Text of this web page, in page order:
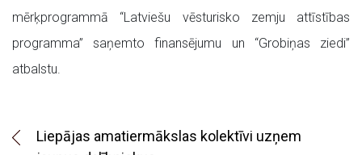
mērķprogrammā “Latviešu vēsturisko zemju attīstības
programma” saņemto finansējumu un “Grobiņas ziedi”
atbalstu.
Liepājas amatiermākslas kolektīvi uzņem